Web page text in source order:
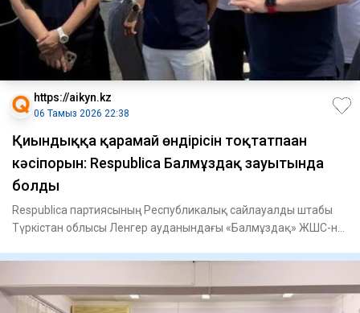
https://aikyn.kz
06 Тамыз 2026 22:38
Қиындыққа қарамай өндірісін тоқтатпаған
кәсіпорын: Respublica Балмұздақ зауытында
болды
Respublica партиясының Республикалық сайлауалды штабы
Түркістан облысы Ленгер ауданындағы «Балмұздақ» ЖШС-не